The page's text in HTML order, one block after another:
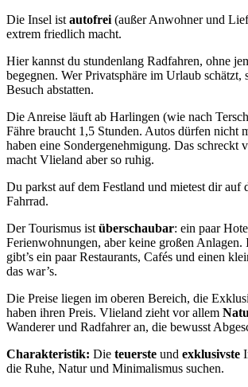
Die Insel ist autofrei (außer Anwohner und
extrem friedlich macht.
Hier kannst du stundenlang Radfahren, ohne
begegnen. Wer Privatsphäre im Urlaub schätzt,
Besuch abstatten.
Die Anreise läuft ab Harlingen (wie nach
Fähre braucht 1,5 Stunden. Autos dürfen nicht
haben eine Sondergenehmigung. Das schreckt
macht Vlieland aber so ruhig.
Du parkst auf dem Festland und mietest dir auf
Fahrrad.
Der Tourismus ist überschaubar: ein paar
Ferienwohnungen, aber keine großen
gibt’s ein paar Restaurants, Cafés und einen
das war’s.
Die Preise liegen im oberen Bereich, die
haben ihren Preis. Vlieland zieht vor allem
Wanderer und Radfahrer an, die bewusst
Charakteristik: Die teuerste und exklusivste
die Ruhe, Natur und Minimalismus suchen.